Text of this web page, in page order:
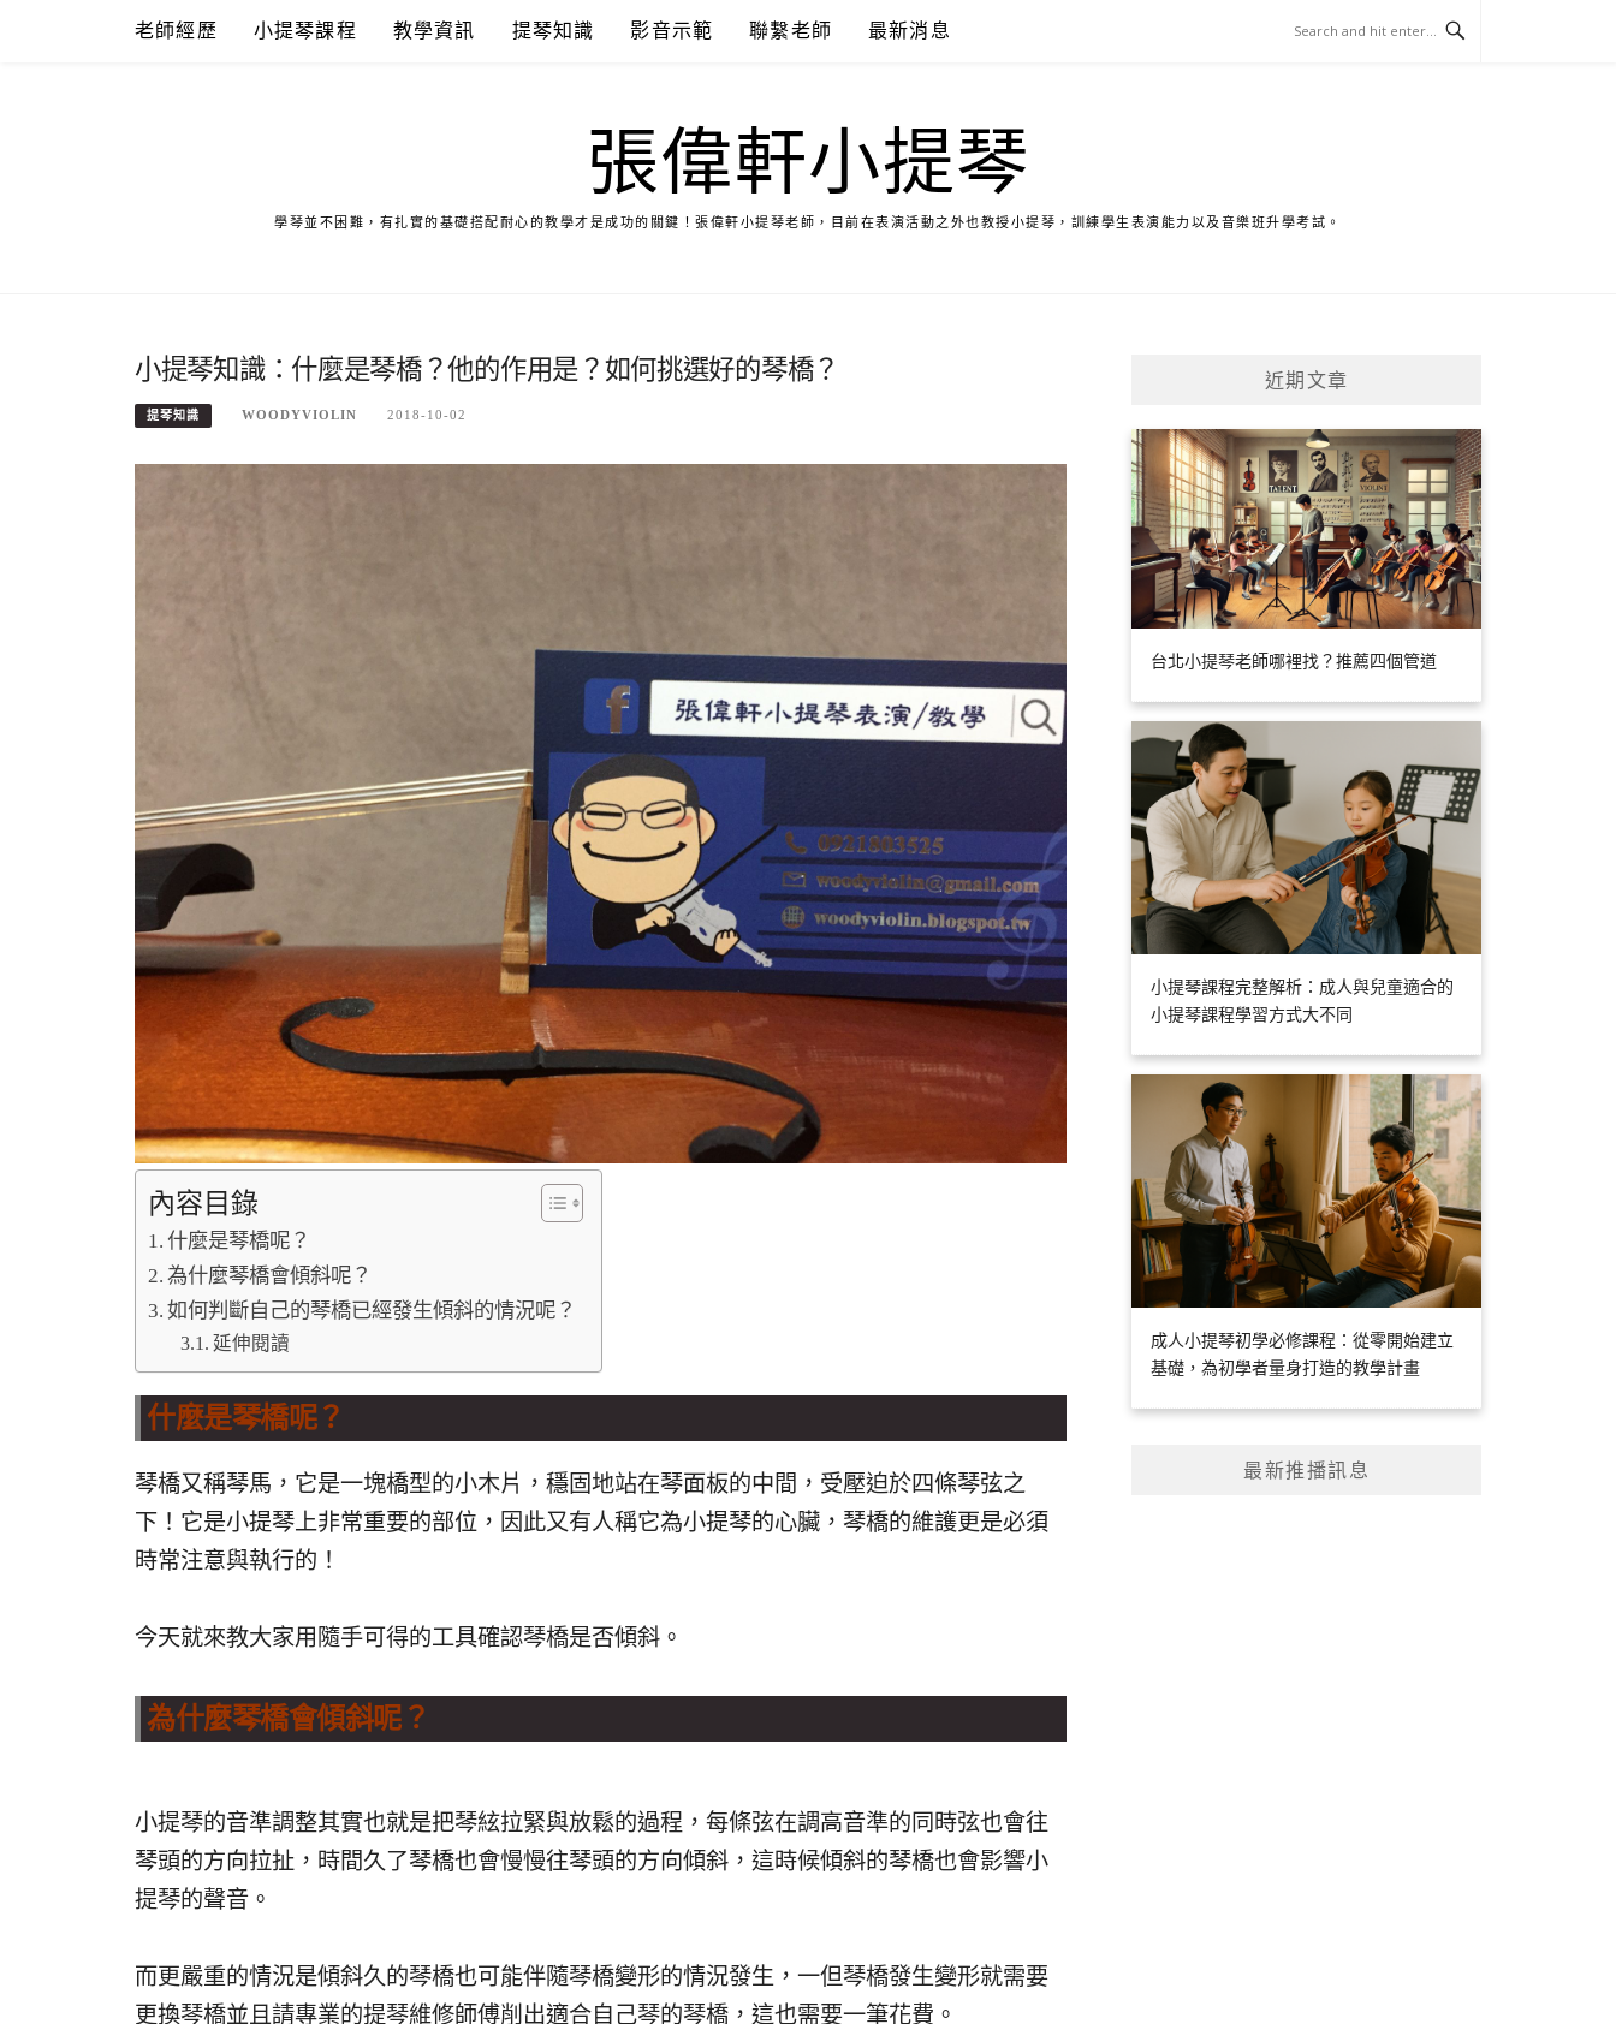
老師經歷 小提琴課程 教學資訊 提琴知識 影音示範 聯繫老師 最新消息
張偉軒小提琴
學琴並不困難，有扎實的基礎搭配耐心的教學才是成功的關鍵！張偉軒小提琴老師，目前在表演活動之外也教授小提琴，訓練學生表演能力以及音樂班升學考試。
小提琴知識：什麼是琴橋？他的作用是？如何挑選好的琴橋？
提琴知識 WOODYVIOLIN 2018-10-02
內容目錄
什麼是琴橋呢？
為什麼琴橋會傾斜呢？
如何判斷自己的琴橋已經發生傾斜的情況呢？
延伸閱讀
什麼是琴橋呢？
琴橋又稱琴馬，它是一塊橋型的小木片，穩固地站在琴面板的中間，受壓迫於四條琴弦之
下！它是小提琴上非常重要的部位，因此又有人稱它為小提琴的心臟，琴橋的維護更是必須
時常注意與執行的！
今天就來教大家用隨手可得的工具確認琴橋是否傾斜。
為什麼琴橋會傾斜呢？
小提琴的音準調整其實也就是把琴絃拉緊與放鬆的過程，每條弦在調高音準的同時弦也會往
琴頭的方向拉扯，時間久了琴橋也會慢慢往琴頭的方向傾斜， 這時候傾斜的琴橋也會影響小
提琴的聲音。
而更嚴重的情況是傾斜久的琴橋也可能伴隨琴橋變形的情況發生， 一但琴橋發生變形就需要
更換琴橋並且請專業的提琴維修師傅削出適合自己琴的琴橋，這也需要一筆花費。
近期文章
台北小提琴老師哪裡找？推薦四個管道
小提琴課程完整解析：成人與兒童適合的
小提琴課程學習方式大不同
成人小提琴初學必修課程：從零開始建立
基礎，為初學者量身打造的教學計畫
最新推播訊息